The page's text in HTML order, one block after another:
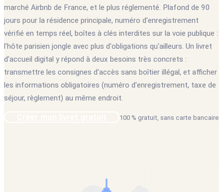
marché Airbnb de France, et le plus réglementé. Plafond de 90
jours pour la résidence principale, numéro d'enregistrement
vérifié en temps réel, boîtes à clés interdites sur la voie publique :
l'hôte parisien jongle avec plus d'obligations qu'ailleurs. Un livret
d'accueil digital y répond à deux besoins très concrets :
transmettre les consignes d'accès sans boîtier illégal, et afficher
les informations obligatoires (numéro d'enregistrement, taxe de
séjour, règlement) au même endroit.
100 % gratuit, sans carte bancaire